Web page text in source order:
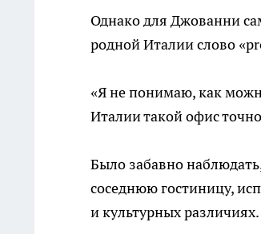
Однако для Джованни
родной Италии слово
«Я не понимаю, как
Италии такой офис
Было забавно
соседнюю гостиницу,
и культурных различиях.